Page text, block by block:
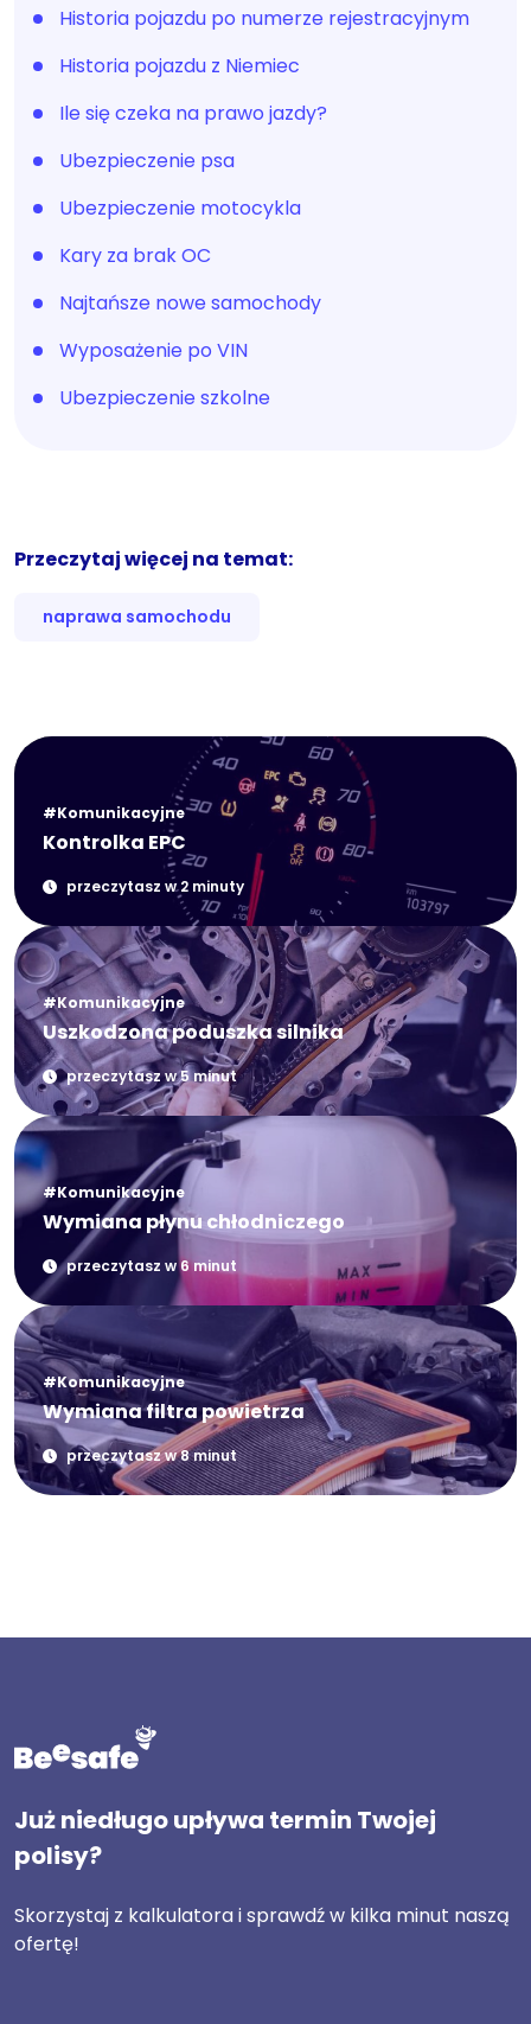
Historia pojazdu po numerze rejestracyjnym
Historia pojazdu z Niemiec
Ile się czeka na prawo jazdy?
Ubezpieczenie psa
Ubezpieczenie motocykla
Kary za brak OC
Najtańsze nowe samochody
Wyposażenie po VIN
Ubezpieczenie szkolne
Przeczytaj więcej na temat:
naprawa samochodu
#Komunikacyjne
Kontrolka EPC
przeczytasz w 2 minuty
#Komunikacyjne
Uszkodzona poduszka silnika
przeczytasz w 5 minut
#Komunikacyjne
Wymiana płynu chłodniczego
przeczytasz w 6 minut
#Komunikacyjne
Wymiana filtra powietrza
przeczytasz w 8 minut
Już niedługo upływa termin Twojej
polisy?
Skorzystaj z kalkulatora i sprawdź w kilka minut naszą
ofertę!